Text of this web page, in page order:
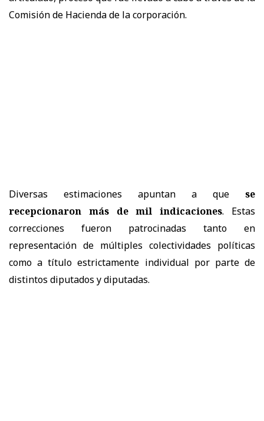
Comisión de Hacienda de la corporación.
Diversas estimaciones apuntan a que se
recepcionaron más de mil indicaciones. Estas
correcciones fueron patrocinadas tanto en
representación de múltiples colectividades políticas
como a título estrictamente individual por parte de
distintos diputados y diputadas.